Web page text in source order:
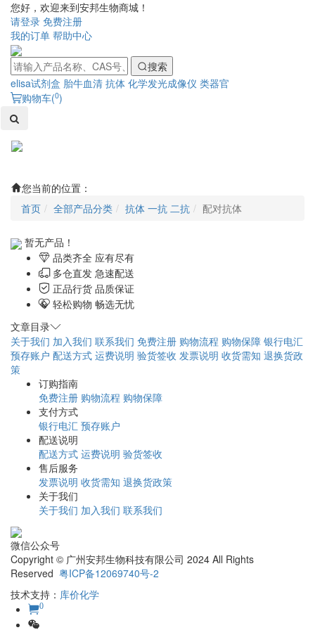
您好，欢迎来到安邦生物商城！
请登录 免费注册
我的订单 帮助中心
搜索
elisa试剂盒 胎牛血清 抗体 化学发光成像仪 类器官
购物车(0)
您当前的位置：
首页
全部产品分类 抗体 一抗 二抗 配对抗体
暂无产品！
品类齐全 应有尽有
多仓直发 急速配送
正品行货 品质保证
轻松购物 畅选无忧
文章目录
关于我们 加入我们 联系我们 免费注册 购物流程 购物保障 银行电汇
预存账户 配送方式 运费说明 验货签收 发票说明 收货需知 退换货政
策
订购指南
免费注册 购物流程 购物保障
支付方式
银行电汇 预存账户
配送说明
配送方式 运费说明 验货签收
售后服务
发票说明 收货需知 退换货政策
关于我们
关于我们 加入我们 联系我们
微信公众号
Copyright © 广州安邦生物科技有限公司 2024 All Rights
Reserved 粤ICP备12069740号-2
技术支持： 库价化学
0